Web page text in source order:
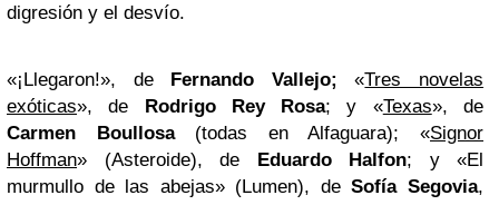
digresión y el desvío.
«¡Llegaron!», de Fernando Vallejo; «Tres novelas
exóticas», de Rodrigo Rey Rosa; y «Texas», de
Carmen Boullosa(todas en Alfaguara); «Signor
Hoffman» (Asteroide), de Eduardo Halfon; y «El
murmullo de las abejas» (Lumen), deSofía Segovia,